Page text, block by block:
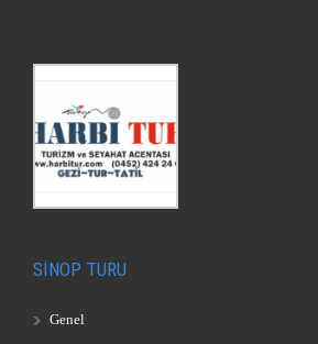
SİNOP TURU
Genel